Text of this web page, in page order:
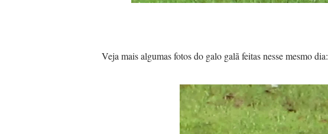
Veja mais algumas fotos do galo galã feitas nesse mesmo dia: